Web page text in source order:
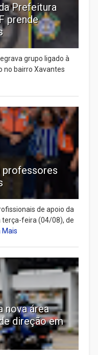
Prefeitura
prende
grupo ligado à
no bairro Xavantes
de apoio da
terça-feira (04/08), de
Mais
nova área
direção em